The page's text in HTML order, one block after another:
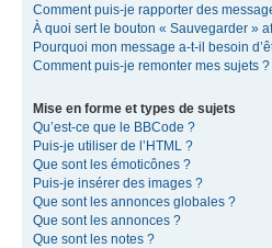
Comment puis-je rapporter des
À quoi sert le bouton « Sauvegarder »
Pourquoi mon message a-t-il besoin
Comment puis-je remonter mes sujets ?
Mise en forme et types de sujets
Qu’est-ce que le BBCode ?
Puis-je utiliser de l’HTML ?
Que sont les émoticônes ?
Puis-je insérer des images ?
Que sont les annonces globales ?
Que sont les annonces ?
Que sont les notes ?